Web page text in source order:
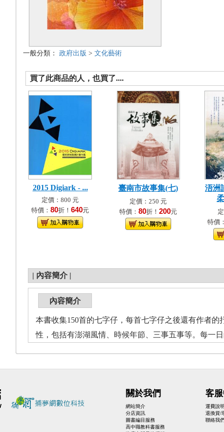
一般分類： 政府出版 > 文化藝術
買了此商品的人，也買了....
2015 Digiark - ...
定價：800 元
特價： 80折！ 640元
臺南市故事集(七)
定價：250 元
特價： 80折！ 200元
浯洲
特價：
| 內容簡介 |
內容簡介
本書收集150首的七字仔，每首七字仔之後還有作者
性，包括有澎湖風情、時候年節、三事五事等。每一
關於我們
網站簡介
分店資訊
圖書編目服務
高中職教科書服務
客
運費說
退換貨/
聯絡我